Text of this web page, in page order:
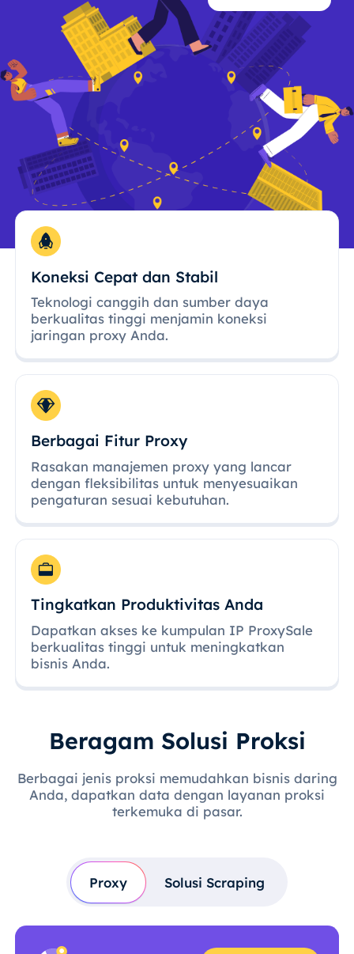
Koneksi Cepat dan Stabil
Teknologi canggih dan sumber daya
berkualitas tinggi menjamin koneksi
jaringan proxy Anda.
Berbagai Fitur Proxy
Rasakan manajemen proxy yang lancar
dengan fleksibilitas untuk menyesuaikan
pengaturan sesuai kebutuhan.
Tingkatkan Produktivitas Anda
Dapatkan akses ke kumpulan IP ProxySale
berkualitas tinggi untuk meningkatkan
bisnis Anda.
Beragam Solusi Proksi
Berbagai jenis proksi memudahkan bisnis daring
Anda, dapatkan data dengan layanan proksi
terkemuka di pasar.
Proxy Solusi Scraping